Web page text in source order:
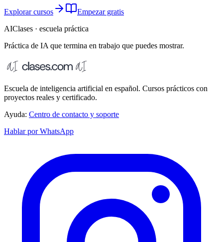
Explorar cursos
Empezar gratis
AIClases · escuela práctica
Práctica de IA que termina en trabajo que puedes mostrar.
Escuela de inteligencia artificial en español. Cursos prácticos con
proyectos reales y certificado.
Ayuda: Centro de contacto y soporte
Hablar por WhatsApp